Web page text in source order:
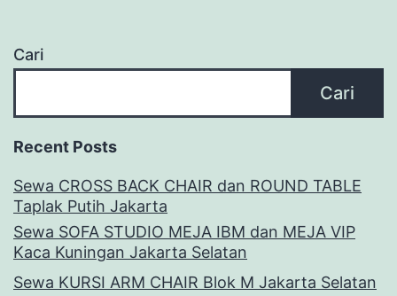
Cari
Cari
Recent Posts
Sewa CROSS BACK CHAIR dan ROUND TABLE
Taplak Putih Jakarta
Sewa SOFA STUDIO MEJA IBM dan MEJA VIP
Kaca Kuningan Jakarta Selatan
Sewa KURSI ARM CHAIR Blok M Jakarta Selatan